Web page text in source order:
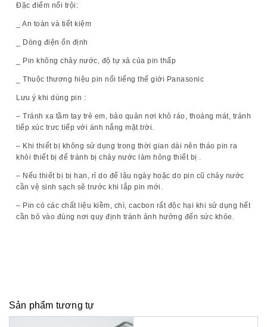
Đặc điểm nổi trội:
_ An toàn và tiết kiệm
_ Dòng điện ổn định
_ Pin không chảy nước, độ tự xả của pin thấp
_ Thuộc thương hiệu pin nổi tiếng thế giới Panasonic
Lưu ý khi dùng pin :
– Tránh xa tầm tay trẻ em, bảo quản nơi khô ráo, thoáng mát, tránh
tiếp xúc trưc tiếp với ánh nắng mặt trời.
– Khi thiết bị không sử dụng trong thời gian dài nên tháo pin ra
khỏi thiết bị để tránh bị chảy nước làm hỏng thiết bị .
– Nếu thiết bị bị han, rỉ do để lâu ngày hoặc do pin cũ chảy nước
cần vệ sinh sạch sẽ trước khi lắp pin mới.
– Pin có các chất liệu kiềm, chì, cacbon rất độc hại khi sử dụng hết
cần bỏ vào đúng nơi quy định tránh ảnh hưởng đến sức khỏe.
Sản phẩm tương tự